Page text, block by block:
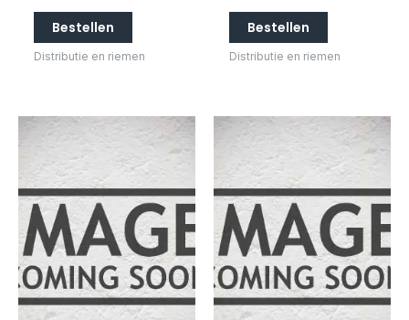
Bestellen
Distributie en riemen
Bestellen
Distributie en riemen